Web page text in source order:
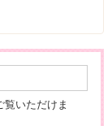
いただけま